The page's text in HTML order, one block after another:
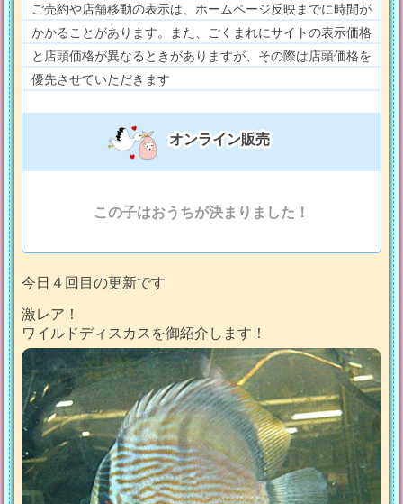
ご売約や店舗移動の表示は、ホームページ反映までに時間が
かかることがあります。また、ごくまれにサイトの表示価格
と店頭価格が異なるときがありますが、その際は店頭価格を
優先させていただきます
オンライン販売
この子はおうちが決まりました！
今日４回目の更新です
激レア！
ワイルドディスカスを御紹介します！